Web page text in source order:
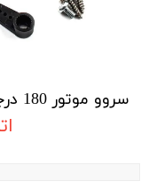
سروو موتور 180 درجه MG90S دنده های نیمه فلزی